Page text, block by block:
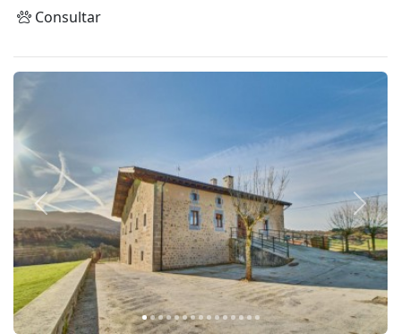
Consultar
Anterior